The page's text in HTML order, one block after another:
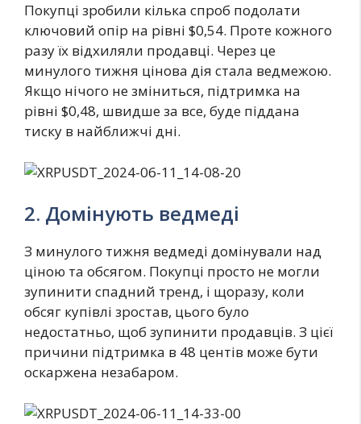
Покупці зробили кілька спроб подолати
ключовий опір на рівні $0,54. Проте кожного
разу їх відхиляли продавці. Через це
минулого тижня цінова дія стала ведмежою.
Якщо нічого не зміниться, підтримка на
рівні $0,48, швидше за все, буде піддана
тиску в найближчі дні.
2. Домінують ведмеді
З минулого тижня ведмеді домінували над
ціною та обсягом. Покупці просто не могли
зупинити спадний тренд, і щоразу, коли
обсяг купівлі зростав, цього було
недостатньо, щоб зупинити продавців. З цієї
причини підтримка в 48 центів може бути
оскаржена незабаром.